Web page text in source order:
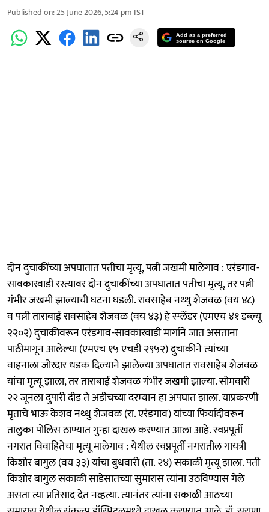
Published on:25 June 2026, 5:24 pm IST
Add as a preferred
source on Google
दोन दुचाकींच्या अपघातात पतीचा मृत्यू, पत्नी जखमी मालेगाव : एरंडगाव-
सावकारवाडी रस्त्यावर दोन दुचाकींच्या अपघातात पतीचा मृत्यू, तर पत्नी
गंभीर जखमी झाल्याची घटना घडली. रावसाहेब नथ्थु शेजवळ (वय ४८)
व पत्नी ताराबाई रावसाहेब शेजवळ (वय ४३) हे स्प्लेंडर (एमएच ४१ डब्ल्यू
२२०२) दुचाकीवरून एरंडगाव-सावकारवाडी मार्गाने जात असताना
पाठीमागून आलेल्या (एमएच १५ एचडी २९५२) दुचाकीने त्यांच्या
वाहनाला जोरदार धडक दिल्याने झालेल्या अपघातात रावसाहेब शेजवळ
यांचा मृत्यू झाला, तर ताराबाई शेजवळ गंभीर जखमी झाल्या. सोमवारी
२२ जूनला दुपारी दीड ते अडीचच्या दरम्यान हा अपघात झाला. याप्रकरणी
मृताचे भाऊ केशव नथ्थु शेजवळ (रा. एरंडगाव) यांच्या फिर्यादीवरून
तालुका पोलिस ठाण्यात गुन्हा दाखल करण्यात आला आहे. स्वप्नपूर्ती
नगरात विवाहितेचा मृत्यू मालेगाव : येथील स्वप्नपूर्ती नगरातील गायत्री
किशोर बागुल (वय ३३) यांचा बुधवारी (ता. २४) सकाळी मृत्यू झाला. पती
किशोर बागुल सकाळी साडेसातच्या सुमारास त्यांना उठविण्यास गेले
असता त्या प्रतिसाद देत नव्हत्या. त्यानंतर त्यांना सकाळी आठच्या